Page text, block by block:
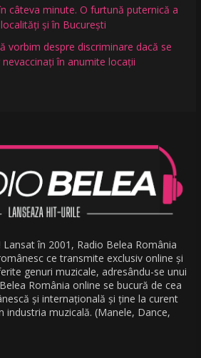
câteva minute. O furtună puternică a
și în București
vorbim despre discriminare dacă se
în anumite locații
în 2001, Radio Belea România
ce transmite exclusiv online și
genuri muzicale, adresându-se unui
România online se bucură de cea
și internațională și ține la curent
industria muzicală. (Manele, Dance,